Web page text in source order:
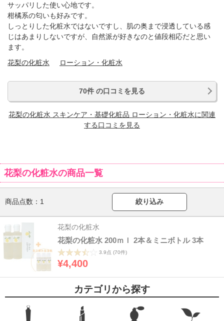
サッパリした使い心地です。
柑橘系の匂いも好みです。
しっとりした化粧水ではないですし、肌の奥まで浸透している感
じはあまりしないですが、自然派が好きなのと値段相応だと思い
ます。
花梨の化粧水
ローション・化粧水
70件 の口コミを見る
花梨の化粧水 スキンケア・基礎化粧品 ローション・化粧水に関連
する口コミを見る
花梨の化粧水の商品一覧
商品点数： 1 絞り込み
花梨の化粧水
花梨の化粧水 200ｍｌ 2本＆ミニボトル 3本
3.9点 (70件)
¥4,400
カテゴリから探す